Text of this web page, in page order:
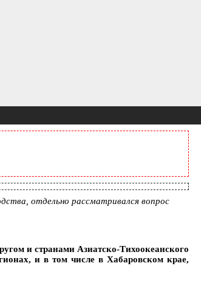
отдельно рассматривался вопрос
и странами Азиатско-Тихоокеанского
и в том числе в Хабаровском крае,